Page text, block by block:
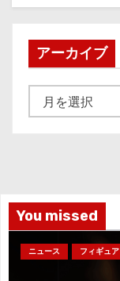
アーカイブ
ー
You missed
ニュース フィギュア